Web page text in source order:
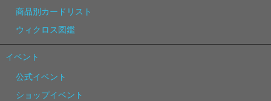
商品別カードリスト
ウィクロス図鑑
イベント
公式イベント
ショップイベント